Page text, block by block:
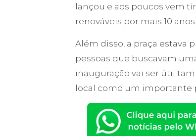
lançou e aos poucos vem
renováveis por mais 10 anos.
Além disso, a praça estava
pessoas que buscavam
inauguração vai ser útil
local como um importante